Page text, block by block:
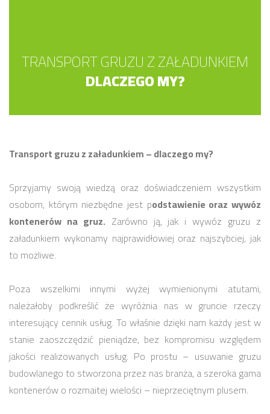
TRANSPORT GRUZU Z ZAŁADUNKIEM
DLACZEGO MY?
Transport gruzu z załadunkiem – dlaczego my?
Sprzyjamy swoją wiedzą oraz doświadczeniem wszystkim
osobom, którym niezbędne jest podstawienie oraz wywóz
kontenerów na gruz. Zarówno ją, jak i wywóz gruzu z
załadunkiem wykonamy najprawidłowiej oraz najszybciej, jak
to możliwe.
Poza wszelkimi innymi wyżej wymienionymi atutami,
należałoby podkreślić że wyróżnia nas w gruncie rzeczy
interesujący cennik usług. To właśnie dzięki nam każdy jest w
stanie zaoszczędzić pieniądze, bez kompromisu względem
jakości realizowanych usług. Po prostu – usuwanie gruzu
budowlanego to stworzona przez nas branża, a szeroka gama
kontenerów o rozmaitej wielości – nieprzeciętnym plusem.